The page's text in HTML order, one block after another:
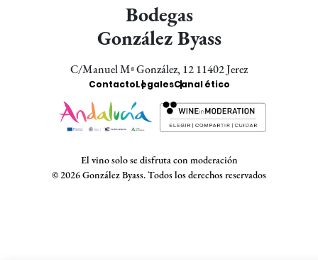
Bodegas
González Byass
C/Manuel Mª González, 12 11402 Jerez
Enlaces
Bodegas
ContactoLegalesCanal ético
El vino solo se disfruta con moderación
© 2026 González Byass. Todos los derechos reservados